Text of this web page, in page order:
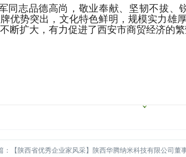
同志品德高尚，敬业奉献、坚韧不拔
优势突出，文化特色鲜明，规模实力雄
断扩大，有力促进了西安市商贸经济的
：【陕西省优秀企业家风采】陕西华腾纳米科技有限公司董